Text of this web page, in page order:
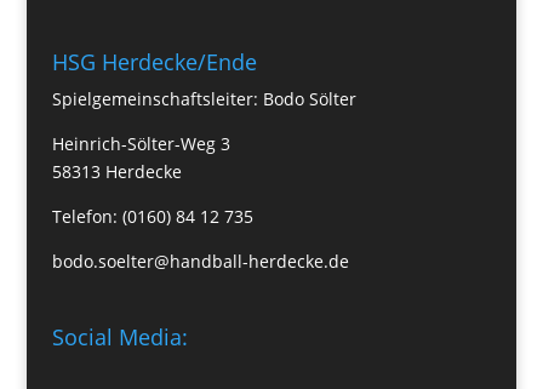
HSG Herdecke/Ende
Spielgemeinschaftsleiter: Bodo Sölter
Heinrich-Sölter-Weg 3
58313 Herdecke
Telefon: (0160) 84 12 735
bodo.soelter@handball-herdecke.de
Social Media: